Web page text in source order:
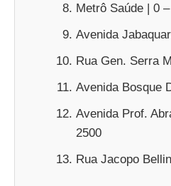
Metrô Saúde | 0
Avenida
Rua Gen. Serra
Avenida Bosque
Avenida Prof.
2500
Rua Jacopo